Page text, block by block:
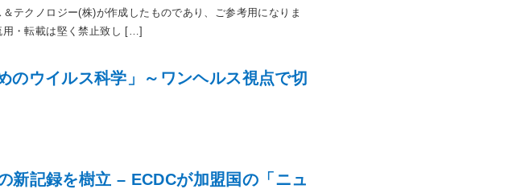
テクノロジー(株)が作成したものであり、ご参考用になりま
用・転載は堅く禁止致し […]
のウイルス科学」～ワンヘルス視点で切
新記録を樹立 – ECDCが加盟国の「ニュ